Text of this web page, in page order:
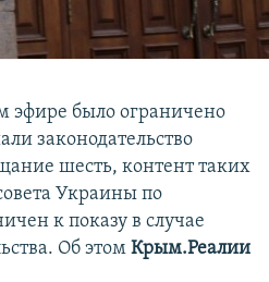
эфире было ограничено
законодательство
шесть, контент таких
Украины по
к показу в случае
Об этомКрым.Реалии